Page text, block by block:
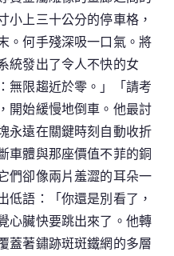
小上三十公分的停車格，
。何手殘深吸一口氣。將
統發出了令人不快的女
無限趨近於零。」「請考
開始緩慢地倒車。他最討
永遠在關鍵時刻自動收折
車體與那座價值不菲的銅
們卻像兩片羞澀的耳朵一
低語：「你還是別看了，
心臟快要跳出來了。他轉
蓋著鏽跡斑斑鐵網的多層